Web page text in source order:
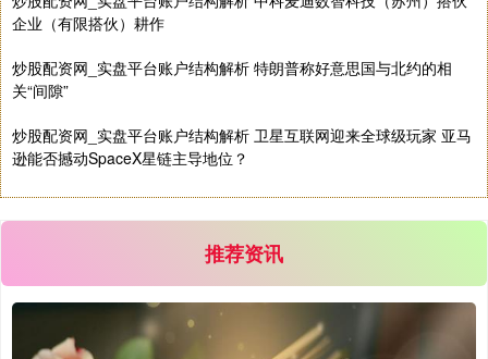
期指IC0 7877.80 +164.40
企业（有限搭伙）耕作
炒股配资网_实盘平台账户结构解析 特朗普称好意思国与北约的相
关“间隙”
炒股配资网_实盘平台账户结构解析 卫星互联网迎来全球级玩家 亚马
逊能否撼动SpaceX星链主导地位？
推荐资讯